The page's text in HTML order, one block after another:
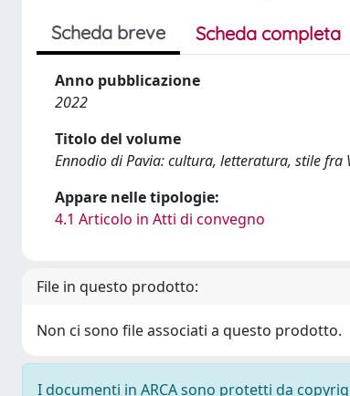
Scheda breve Scheda completa
Anno pubblicazione
2022
Titolo del volume
Ennodio di Pavia: cultura, letteratura, stile fra
Appare nelle tipologie:
4.1 Articolo in Atti di convegno
File in questo prodotto:
Non ci sono file associati a questo prodotto.
I documenti in ARCA sono protetti da